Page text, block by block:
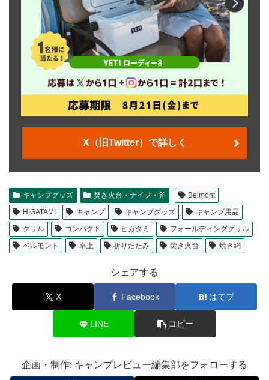
X（旧Twitter）で詳しく
キャンプグッズ 焚き火台・ナイフ・斧
Belmont
HIGATAMI
キャンプ キャンプグッズ
キャンプ用品
グリル
コンパクト ヒガタミ
フォールディンググリル
ベルモント
卓上 折りたたみ 焚き火台 焼き網
シェアする
X Facebook はてブ
LINE コピー
企画・制作: キャンプレビュー編集部をフォローする